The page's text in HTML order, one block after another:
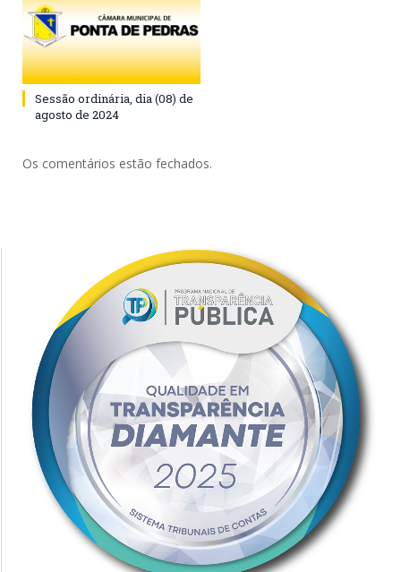
Sessão ordinária, dia (08) de
agosto de 2024
Os comentários estão fechados.